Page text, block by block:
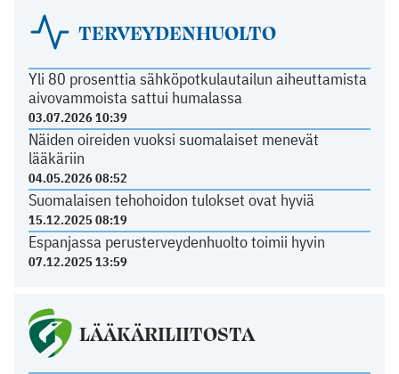
TERVEYDENHUOLTO
Yli 80 prosenttia sähköpotkulautailun aiheuttamista
aivovammoista sattui humalassa
03.07.2026 10:39
Näiden oireiden vuoksi suomalaiset menevät
lääkäriin
04.05.2026 08:52
Suomalaisen tehohoidon tulokset ovat hyviä
15.12.2025 08:19
Espanjassa perusterveydenhuolto toimii hyvin
07.12.2025 13:59
LÄÄKÄRILIITOSTA